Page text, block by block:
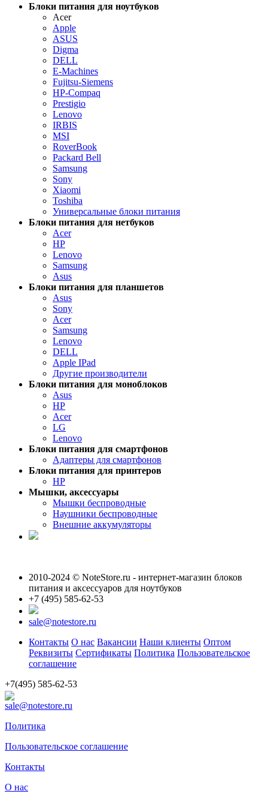
Блоки питания для ноутбуков
Acer
Apple
ASUS
Digma
DELL
E-Machines
Fujitsu-Siemens
HP-Compaq
Prestigio
Lenovo
IRBIS
MSI
RoverBook
Packard Bell
Samsung
Sony
Xiaomi
Toshiba
Универсальные блоки питания
Блоки питания для нетбуков
Acer
HP
Lenovo
Samsung
Asus
Блоки питания для планшетов
Asus
Sony
Acer
Samsung
Lenovo
DELL
Apple IPad
Другие производители
Блоки питания для моноблоков
Asus
HP
Acer
LG
Lenovo
Блоки питания для смартфонов
Адаптеры для смартфонов
Блоки питания для принтеров
HP
Мышки, аксессуары
Мышки беспроводные
Наушники беспроводные
Внешние аккумуляторы
2010-2024 © NoteStore.ru - интернет-магазин блоков
питания и аксессуаров для ноутбуков
+7 (495) 585-62-53
sale@notestore.ru
Контакты О нас Вакансии Наши клиенты Оптом
Реквизиты Сертификаты Политика Пользовательское
соглашение
+7(495) 585-62-53
sale@notestore.ru
Политика
Пользовательское соглашение
Контакты
О нас